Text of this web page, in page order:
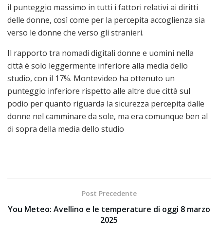
il punteggio massimo in tutti i fattori relativi ai diritti
delle donne, così come per la percepita accoglienza sia
verso le donne che verso gli stranieri.
Il rapporto tra nomadi digitali donne e uomini nella
città è solo leggermente inferiore alla media dello
studio, con il 17%. Montevideo ha ottenuto un
punteggio inferiore rispetto alle altre due città sul
podio per quanto riguarda la sicurezza percepita dalle
donne nel camminare da sole, ma era comunque ben al
di sopra della media dello studio
Post Precedente
You Meteo: Avellino e le temperature di oggi 8 marzo
2025